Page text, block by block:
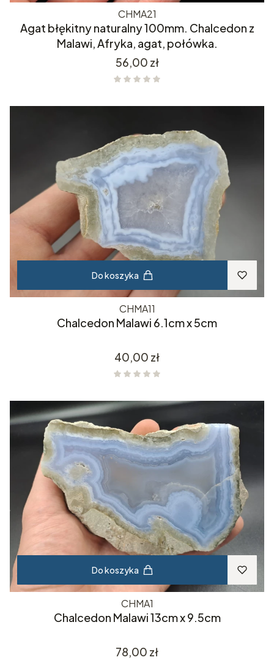
CHMA21
Agat błękitny naturalny 100mm. Chalcedon z
Malawi, Afryka, agat, połówka.
Cena
56,00 zł
Do koszyka
CHMA11
Chalcedon Malawi 6.1cm x 5cm
Cena
40,00 zł
Do koszyka
CHMA1
Chalcedon Malawi 13cm x 9.5cm
Cena
78,00 zł